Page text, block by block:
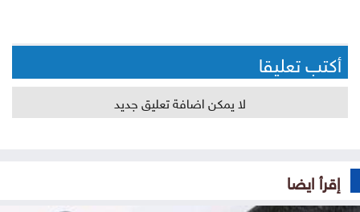
أكتب تعليقا
لا يمكن اضافة تعليق جديد
إقرأ ايضا